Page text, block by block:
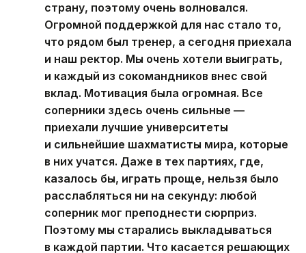
страну, поэтому очень волновался.
Огромной поддержкой для нас стало то,
что рядом был тренер, а сегодня приехала
и наш ректор. Мы очень хотели выиграть,
и каждый из сокомандников внес свой
вклад. Мотивация была огромная. Все
соперники здесь очень сильные —
приехали лучшие университеты
и сильнейшие шахматисты мира, которые
в них учатся. Даже в тех партиях, где,
казалось бы, играть проще, нельзя было
расслабляться ни на секунду: любой
соперник мог преподнести сюрприз.
Поэтому мы старались выкладываться
в каждой партии. Что касается решающих